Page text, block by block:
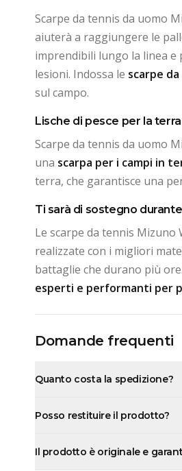
Scarpe da tennis da uomo
aiuterà a raggiungere le
imprendibili lungo la linea e
lesioni. Indossa le scarpe
sul campo.
Lische di pesce per la terra
Scarpe da tennis da uomo
una scarpa per i campi in
terra, che garantisce una
Ti sarà di sostegno
Le scarpe da tennis Mizuno
realizzate con i migliori
battaglie che durano più
esperti e performanti per
Domande frequenti
Quanto costa la spedizione?
Posso restituire il prodotto?
Il prodotto è originale e